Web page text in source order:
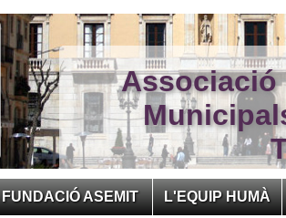
Associació
FUNDACIÓ ASEMIT L'EQUIP HUMÀ